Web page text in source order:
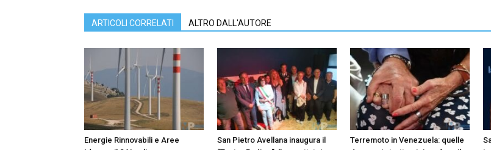
ARTICOLI CORRELATI ALTRO DALL'AUTORE
Energie Rinnovabili e Aree
San Pietro Avellana inaugura il
Terremoto in Venezuela: quelle